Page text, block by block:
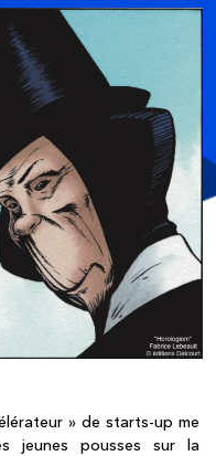
» de starts-up me
jeunes pousses sur la